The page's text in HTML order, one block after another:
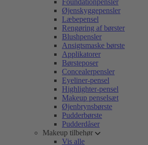
Foundationpensler
Øjenskyggepensler
Læbepensel
Rengøring af børster
Blushpensler
Ansigtsmaske børste
Applikatorer
Børsteposer
Concealerpensler
Eyeliner-pensel
Highlighter-pensel
Makeup penselsæt
Øjenbrynsbørste
Pudderbørste
Pudderdåser
Makeup tilbehør
Vis alle